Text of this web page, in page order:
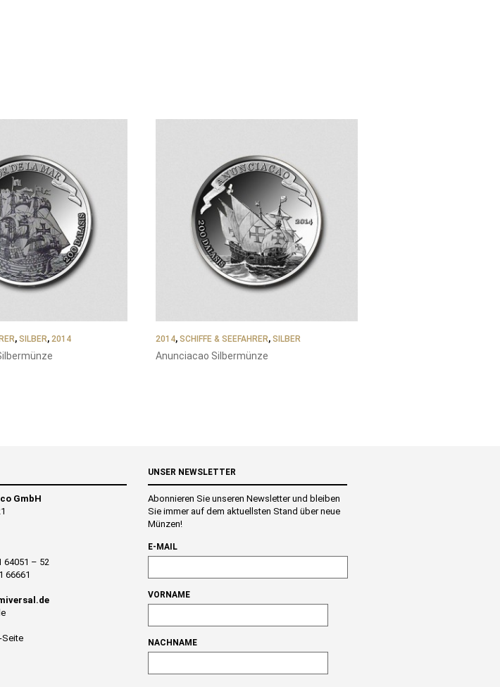
, SILBER, 2014 2014,SCHIFFE & SEEFAHRER,SILBER
Anunciacao Silbermünze
GmbH
64051 – 52
66661
Seite
UNSER NEWSLETTER
Abonnieren Sie unseren Newsletter und bleiben
Sie immer auf dem aktuellsten Stand über neue
Münzen!
E-MAIL
VORNAME
NACHNAME